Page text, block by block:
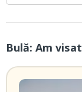
Bulă: Am